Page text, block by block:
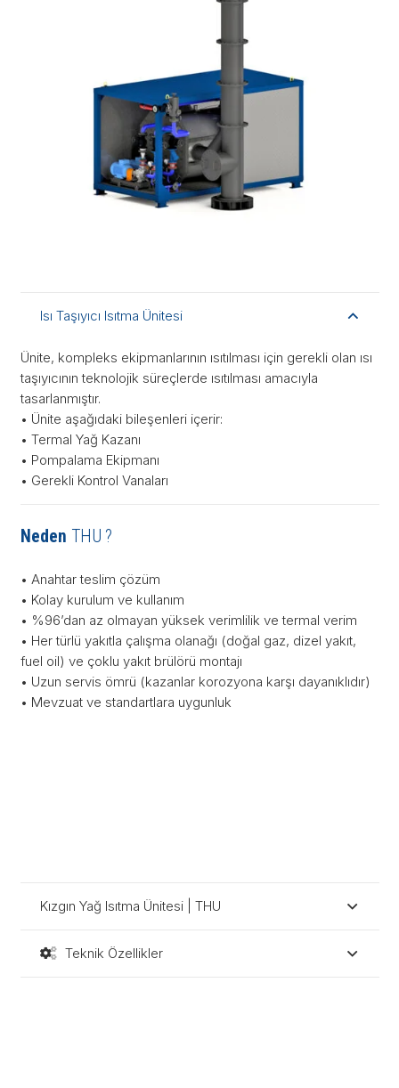
Isı Taşıyıcı Isıtma Ünitesi
Ünite, kompleks ekipmanlarının ısıtılması için gerekli olan ısı
taşıyıcının teknolojik süreçlerde ısıtılması amacıyla
tasarlanmıştır.
• Ünite aşağıdaki bileşenleri içerir:
• Termal Yağ Kazanı
• Pompalama Ekipmanı
• Gerekli Kontrol Vanaları
Neden THU ?
• Anahtar teslim çözüm
• Kolay kurulum ve kullanım
• %96’dan az olmayan yüksek verimlilik ve termal verim
• Her türlü yakıtla çalışma olanağı (doğal gaz, dizel yakıt,
fuel oil) ve çoklu yakıt brülörü montajı
• Uzun servis ömrü (kazanlar korozyona karşı dayanıklıdır)
• Mevzuat ve standartlara uygunluk
Kızgın Yağ Isıtma Ünitesi | THU
Teknik Özellikler